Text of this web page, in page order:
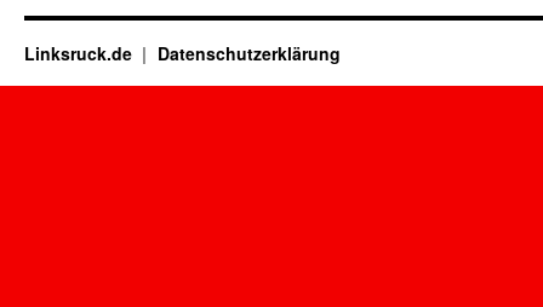
Linksruck.de Datenschutzerklärung